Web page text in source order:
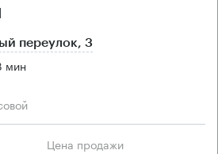
переулок, 3
мин
Цена продажи